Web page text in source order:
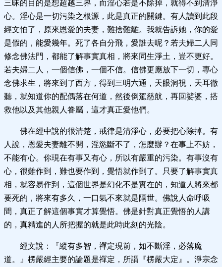
三昧的目的是想超越三界，而淫心若是不除掉，就得不到清淨
心。淫心是一切污染之根源，此是真正的關鍵。有人讀到此段
經文怕了，原來恩愛的夫妻，難捨難離。我就告訴她，你的愛
是假的，能愛幾年。死了各自分飛，愛誰去呢？若夫婦二人同
修念佛法門，都能了解事實真相，將來同生淨土，豈不更好。
若夫婦二人，一個信佛，一個不信。信佛更應放下一切，專心
念佛求生，將來到了西方，得到三明六通，天眼洞視，天耳徹
聽，就知道你的配偶落在何道，然後倒駕慈航，再回娑婆，搭
救他以及其他親人眷屬，這才真正愛他們。
佛在經中說的很清楚，戒律是清淨心，必要把心除掉。有
人說，恩愛夫妻離不開，淫慾斷不了，怎麼辦？在事上不妨，
不能有心。你現在有事又有心，所以有嚴重的污染。有事沒有
心，很難作到，難也要作到，覺悟就作到了。只要了解事實真
相，就容易作到，這個世界是幻化不是實在的，知道人將來都
要死的，將來有多久，一口氣不來就是隔世。佛說人命呼吸
間，真正了解這個事實才算覺悟。佛是針對真正覺悟的人講
的，真精進的人所把握的就是此時此刻的光陰。
經文說：『縱有多智，禪定現前，如不斷淫，必落魔
道。』楞嚴經主要的論題是禪定，所謂『楞嚴大定』。淨宗念